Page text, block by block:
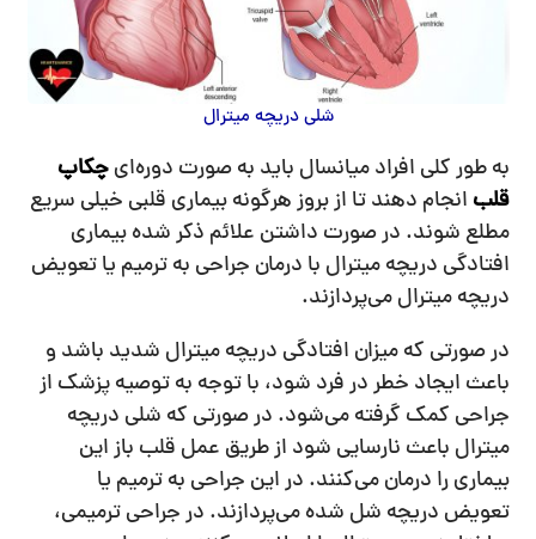
شلی دریچه میترال
به طور کلی افراد میانسال باید به صورت دوره‌ایچکاپ
قلب انجام دهند تا از بروز هرگونه بیماری قلبی خیلی سریع
مطلع شوند. در صورت داشتن علائم ذکر شده بیماری
افتادگی دریچه میترال با درمان جراحی به ترمیم یا تعویض
دریچه میترال می‌پردازند.
در صورتی که میزان افتادگی دریچه میترال شدید باشد و
باعث ایجاد خطر در فرد شود، با توجه به توصیه پزشک از
جراحی کمک گرفته می‌شود. در صورتی که شلی دریچه
میترال باعث نارسایی شود از طریق عمل قلب باز این
بیماری را درمان می‌کنند. در این جراحی به ترمیم یا
تعویض دریچه شل شده می‌پردازند. در جراحی ترمیمی،